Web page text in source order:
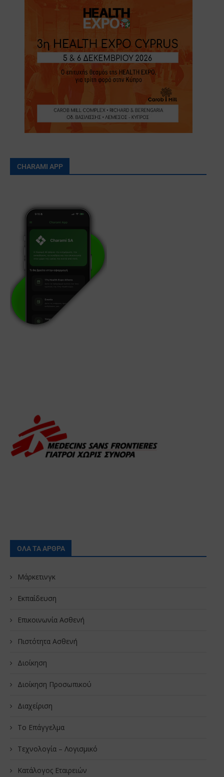
CHARAMI APP
ΟΛΑ ΤΑ ΑΡΘΡΑ
Μάρκετινγκ
Εκπαίδευση
Επικοινωνία Ασθενή
Πιστότητα Ασθενή
Διοίκηση
Διοίκηση Προσωπικού
Διαχείριση
Το Επάγγελμα
Τεχνολογία – Λογισμικό
Κατάλογος Εταιρειών